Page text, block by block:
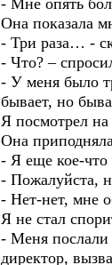
- Мне опять
Она показала
- Три раза… -
- Что? –
- У меня было
бывает, но
Я посмотрел
Она
- Я еще кое-что
- Пожалуйста,
- Нет-нет, мне
Я не стал
- Меня послали
директор,